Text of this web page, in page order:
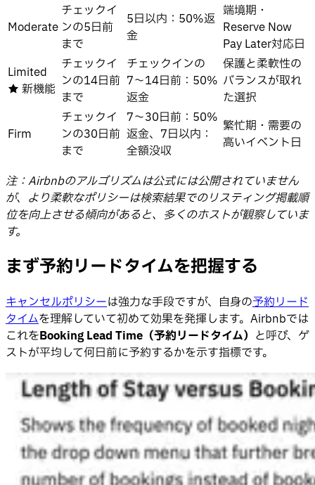
Moderate
チェックイ
ンの5日前
まで
5日以内：50%返
金
端境期・
Reserve Now
Pay Later対応日
Limited
★ 新機能
チェックイ
ンの14日前
まで
チェックインの
7〜14日前：50%
返金
保護と柔軟性の
バランスが取れ
た選択
Firm
チェックイ
ンの30日前
まで
7〜30日前：50%
返金、7日以内：
全額没収
繁忙期・需要の
高いイベント日
注：Airbnbのアルゴリズムは公式には公開されていません
が、より柔軟なポリシーは検索結果でのリスティング掲載順
位を向上させる傾向があると、多くのホストが観察していま
す。
まず予約リードタイムを把握する
キャンセルポリシーは強力な手段ですが、自身の予約リード
タイムを理解していて初めて効果を発揮します。Airbnbでは
これをBooking Lead Time（予約リードタイム） と呼び、ゲ
ストが平均して何日前に予約するかを示す指標です。